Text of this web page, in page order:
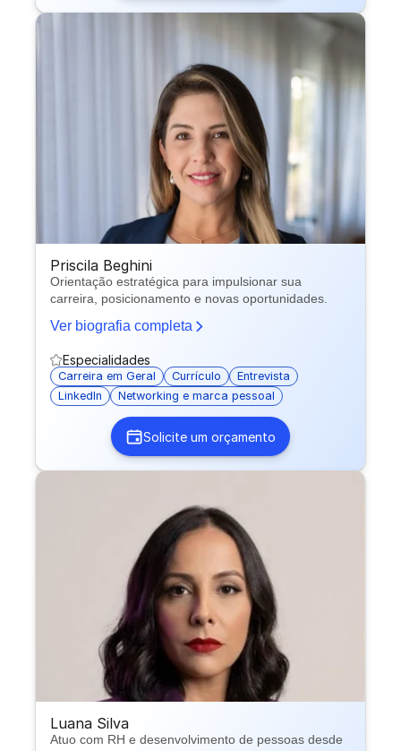
Priscila Beghini
Orientação estratégica para impulsionar sua
carreira, posicionamento e novas oportunidades.
Ver biografia completa
Especialidades
Carreira em Geral Currículo
Entrevista
LinkedIn
Networking e marca pessoal
Solicite um orçamento
Luana Silva
Atuo com RH e desenvolvimento de pessoas desde